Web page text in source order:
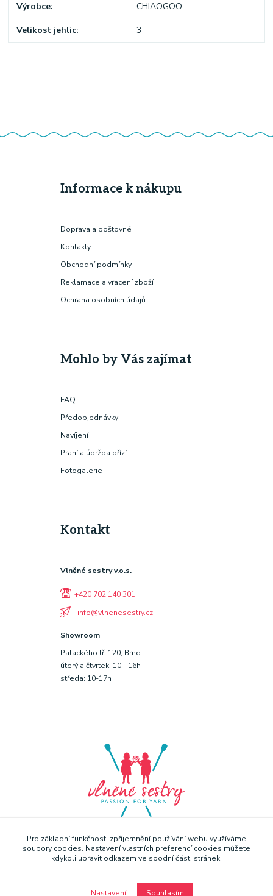
Výrobce CHIAOGOO
Velikost jehlic 3
Informace k nákupu
Doprava a poštovné
Kontakty
Obchodní podmínky
Reklamace a vracení zboží
Ochrana osobních údajů
Mohlo by Vás zajímat
FAQ
Předobjednávky
Navíjení
Praní a údržba přízí
Fotogalerie
Kontakt
Vlněné sestry v.o.s.
+420 702 140 301
info@vlnenesestry.cz
Showroom
Palackého tř. 120, Brno
úterý a čtvrtek: 10 - 16h
středa: 10-17h
Pro základní funkčnost, zpříjemnění používání webu využíváme
soubory cookies. Nastavení vlastních preferencí cookies můžete
kdykoli upravit odkazem ve spodní části stránek.
Nastavení Souhlasím